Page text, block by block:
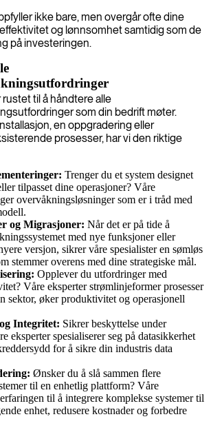
ikke bare, men overgår ofte dine
og lønnsomhet samtidig som de
på investeringen.
til å håndtere alle
som din bedrift møter.
en oppgradering eller
prosesser, har vi den riktige
Trenger du et system designet
tilpasset dine operasjoner? Våre
overvåkningsløsninger som er i tråd med
og Migrasjoner: Når det er på tide å
med nye funksjoner eller
versjon, sikrer våre spesialister en sømløs
stemmer overens med dine strategiske mål.
Opplever du utfordringer med
Våre eksperter strømlinjeformer prosesser
sektor, øker produktivitet og operasjonell
Integritet: Sikrer beskyttelse under
eksperter spesialiserer seg på datasikkerhet
for å sikre din industris data
Ønsker du å slå sammen flere
til en enhetlig plattform? Våre
til å integrere komplekse systemer til
enhet, redusere kostnader og forbedre